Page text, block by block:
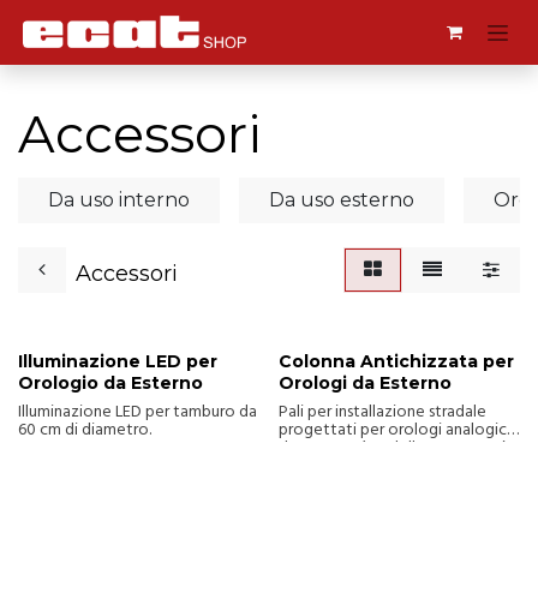
Passa al contenuto
Accessori
Da uso interno Da uso esterno
Accessori
Illuminazione LED per
Orologio da Esterno
Illuminazione LED per tamburo da
60 cm di diametro.
Colonna Antichizzata per
Orologi da Esterno
Pali per installazione stradale
progettati per orologi analogici
da esterno (modello TAM05-10),